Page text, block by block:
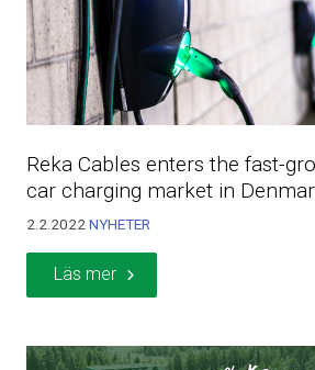
Reka Cables enters the fast-
car charging market in
2.2.2022NYHETER
Läs mer